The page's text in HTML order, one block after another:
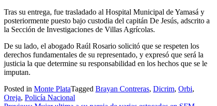
Tras su entrega, fue trasladado al Hospital Municipal de Yamasá y
posteriormente puesto bajo custodia del capitán De Jesús, adscrito a
la Sección de Investigaciones de Villas Agrícolas.
De su lado, el abogado Raúl Rosario solicitó que se respeten los
derechos fundamentales de su representado, y expresó que será la
justicia la que determine su responsabilidad en los hechos que se le
imputan.
Posted in Monte PlataTagged Brayan Contreras, Dicrim, Orbi,
Oreja, Policía Nacional